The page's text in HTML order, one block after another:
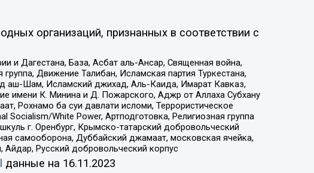
организаций, признанных в соответствии с
Дагестана, База, Асбат аль-Ансар, Священная война,
Движение Талибан, Исламская партия Туркестана,
аш-Шам, Исламский джихад, Аль-Каида, Имарат Кавказ,
имени К. Минина и Д. Пожарского, Аджр от Аллаха Субхану
Рохнамо ба суи давлати исломи, Террористическое
White Power, Артподготовка, Религиозная группа
г. Оренбург, Крымско-татарский добровольческий
самооборона, Дуббайский джамаат, московская ячейка,
Русский добровольческий корпус
данные на 16.11.2023